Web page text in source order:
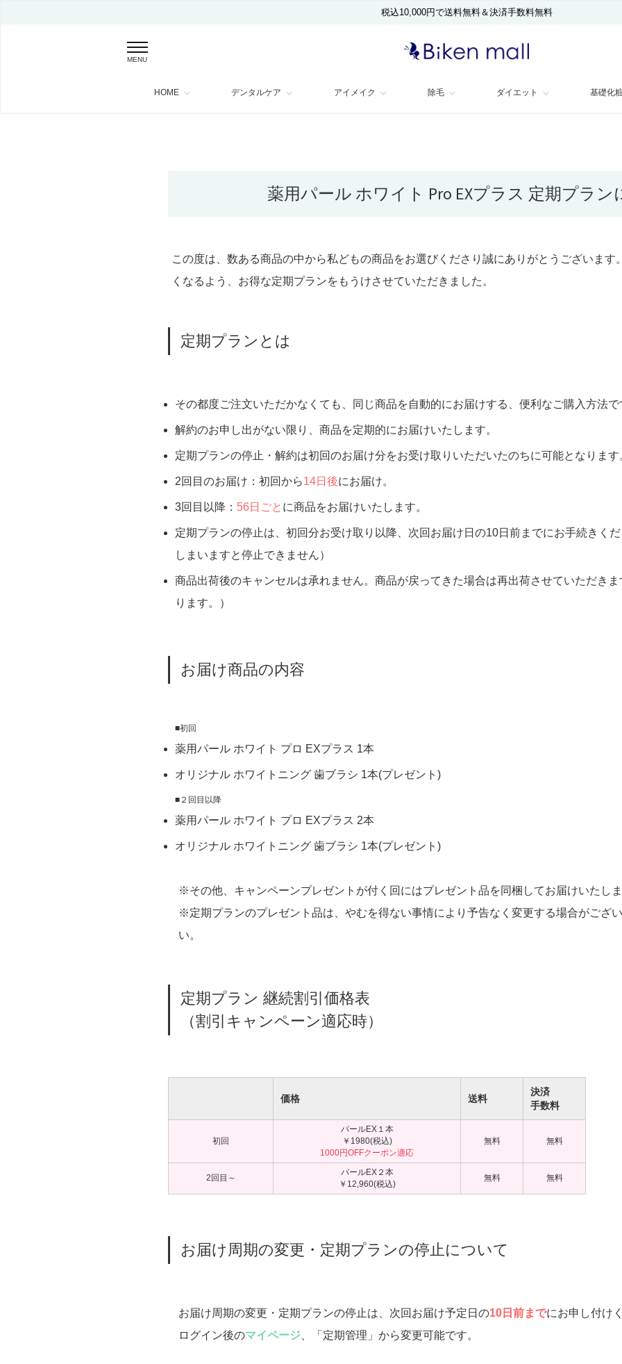
税込10,000円で送料無料＆決済手数料無料
MENU
HOME デンタルケア アイメイク 除毛 ダイエット 基礎化
薬用パール ホワイト Pro EXプラス 定期プラン
この度は、数ある商品の中から私どもの商品をお選びくださり誠にありがとうございます
くなるよう、お得な定期プランをもうけさせていただきました。
定期プランとは
その都度ご注文いただかなくても、同じ商品を自動的にお届けする、便利なご購入方法で
解約のお申し出がない限り、商品を定期的にお届けいたします。
定期プランの停止・解約は初回のお届け分をお受け取りいただいたのちに可能となります
2回目のお届け：初回から14日後にお届け。
3回目以降： 56日ごと に商品をお届けいたします。
定期プランの停止は、初回分お受け取り以降、次回お届け日の10日前までにお手続きく
しまいますと停止できません）
商品出荷後のキャンセルは承れません。商品が戻ってきた場合は再出荷させていただき
ります。）
お届け商品の内容
■初回
薬用パール ホワイト プロ EXプラス 1本
オリジナル ホワイトニング 歯ブラシ 1本(プレゼント)
■２回目以降
薬用パール ホワイト プロ EXプラス 2本
オリジナル ホワイトニング 歯ブラシ 1本(プレゼント)
※その他、キャンペーンプレゼントが付く回にはプレゼント品を同梱してお届けいたしま
※定期プランのプレゼント品は、やむを得ない事情により予告なく変更する場合がござ
い。
定期プラン 継続割引価格表
（割引キャンペーン適応時）
価格 送料
決済
手数料
初回
パールEX１本
￥1980(税込)
1000円OFFクーポン適応
無料 無料
2回目～
パールEX２本
￥12,960(税込)
無料 無料
お届け周期の変更・定期プランの停止について
お届け周期の変更・定期プランの停止は、次回お届け予定日の10日前までにお申し付け
ログイン後のマイページ 、「定期管理」から変更可能です。